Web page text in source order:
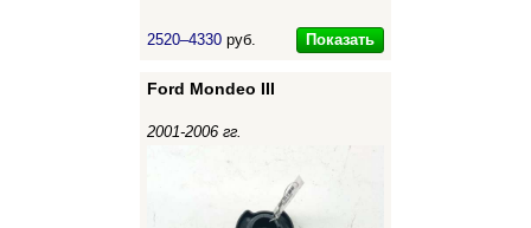
2520–4330 руб. Показать
Ford Mondeo III
2001-2006 гг.